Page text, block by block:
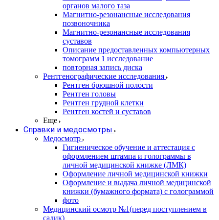
органов малого таза
Магнитно-резонансные исследования
позвоночника
Магнитно-резонансные исследования
суставов
Описание предоставленных компьютерных
томограмм 1 исследование
повторная запись диска
Рентгенографические исследования
Рентген брюшной полости
Рентген головы
Рентген грудной клетки
Рентген костей и суставов
Еще
Справки и медосмотры
Медосмотр
Гигиеническое обучение и аттестация с
оформлением штампа и голограммы в
личной медицинской книжке (ЛМК)
Оформление личной медицинской книжки
Оформление и выдача личной медицинской
книжки (бумажного формата) с голограммой
фото
Медицинский осмотр №1(перед поступлением в
садик)